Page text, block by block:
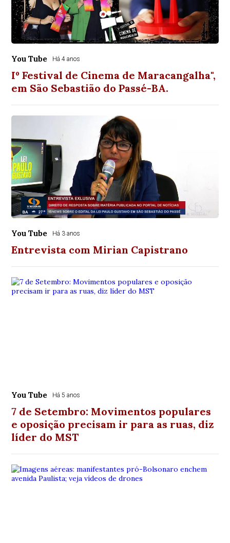
You Tube Há 4 anos
Iº Festival de Cinema de Maracangalha",
em São Sebastião do Passé-BA.
You Tube Há 3 anos
Entrevista com Mirian Capistrano
You Tube Há 5 anos
7 de Setembro: Movimentos populares
e oposição precisam ir para as ruas, diz
líder do MST